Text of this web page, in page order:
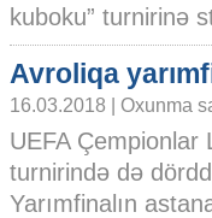
kuboku” turnirinə
Avroliqa
16.03.2018 | Oxunma
UEFA Çempionlar
turnirində də
Yarımfinalın